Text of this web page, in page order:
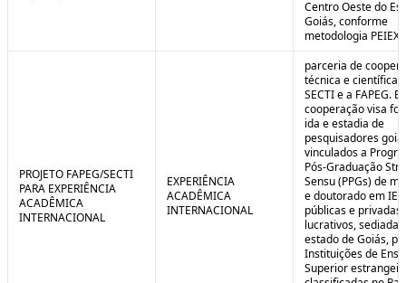
Centro Oeste do
Goiás, conforme
metodologia PEIEX.
PROJETO FAPEG/SECTI
PARA EXPERIÊNCIA
ACADÊMICA
INTERNACIONAL
EXPERIÊNCIA
ACADÊMICA
INTERNACIONAL
parceria de
técnica e científica
SECTI e a FAPEG.
cooperação visa
ida e estadia de
pesquisadores
vinculados a
Pós-Graduação
Sensu (PPGs) de
e doutorado em IES
públicas e privadas
lucrativos,
estado de Goiás,
Instituições de
Superior